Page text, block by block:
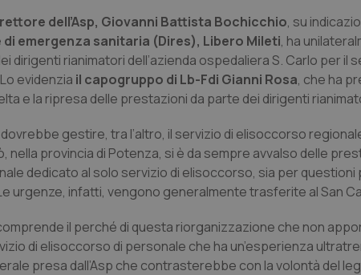
dell’Asp, Giovanni Battista Bochicchio, su
emergenza sanitaria (Dires), Libero Mileti, ha
dirigenti rianimatori dell’azienda ospedaliera S. Carlo per il
Lo evidenzia il capogruppo di Lb-Fdi Gianni Rosa, che ha
e la ripresa delle prestazioni da parte dei dirigenti
dovrebbe gestire, tra l’altro, il servizio di elisoccorso
nella provincia di Potenza, si è da sempre avvalso delle
dedicato al solo servizio di elisoccorso, sia per
urgenze, infatti, vengono generalmente trasferite al San
il perché di questa riorganizzazione che non
di elisoccorso di personale che ha un’esperienza
presa dall’Asp che contrasterebbe con la volontà del